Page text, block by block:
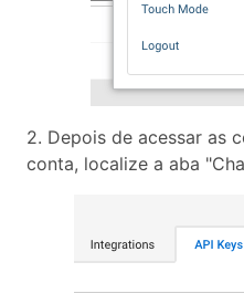
2. Depois de acessar as
conta, localize a aba